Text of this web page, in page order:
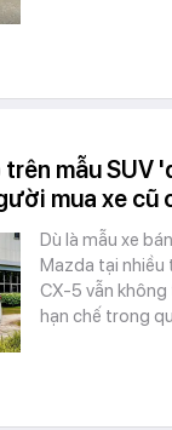
mẫu SUV
mua xe cũ
Dù là mẫu xe
Mazda tại
CX-5 vẫn
hạn chế trong